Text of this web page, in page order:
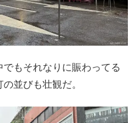
もそれなりに賑わってる
並びも壮観だ。